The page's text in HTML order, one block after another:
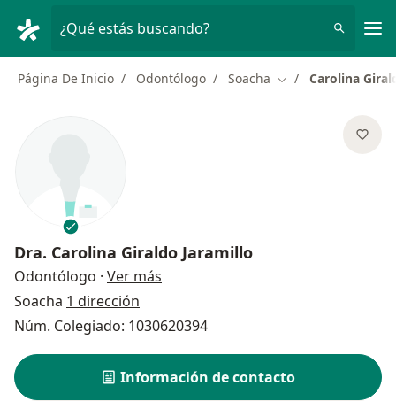
¿Qué estás buscando?
Página De Inicio Odontólogo Soacha Cambiar de ciudad
Carolina
Dra. Carolina Giraldo Jaramillo
Odontólogo · Ver más
Soacha 1 dirección
Núm. Colegiado: 1030620394
Información de contacto